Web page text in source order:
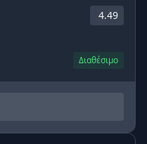
4.49
Διαθέσιμο